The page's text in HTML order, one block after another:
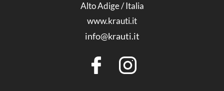
Alto Adige / Italia
www.krauti.it
info@krauti.it